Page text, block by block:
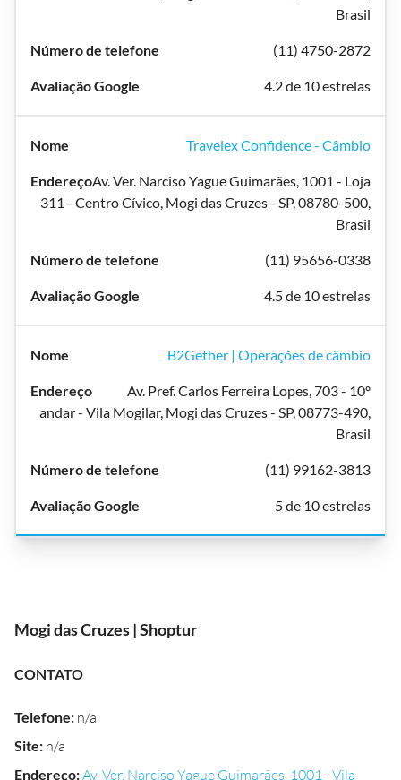
Brasil
(11) 4750-2872
4.2 de 10 estrelas
Travelex Confidence - Câmbio
Av. Ver. Narciso Yague Guimarães, 1001 - Loja
311 - Centro Cívico, Mogi das Cruzes - SP, 08780-500,
Brasil
(11) 95656-0338
4.5 de 10 estrelas
B2Gether | Operações de câmbio
Av. Pref. Carlos Ferreira Lopes, 703 - 10º
andar - Vila Mogilar, Mogi das Cruzes - SP, 08773-490,
Brasil
(11) 99162-3813
5 de 10 estrelas
Mogi das Cruzes | Shoptur
CONTATO
Telefone: n/a
Site: n/a
Endereço:Av. Ver. Narciso Yague Guimarães, 1001 - Vila